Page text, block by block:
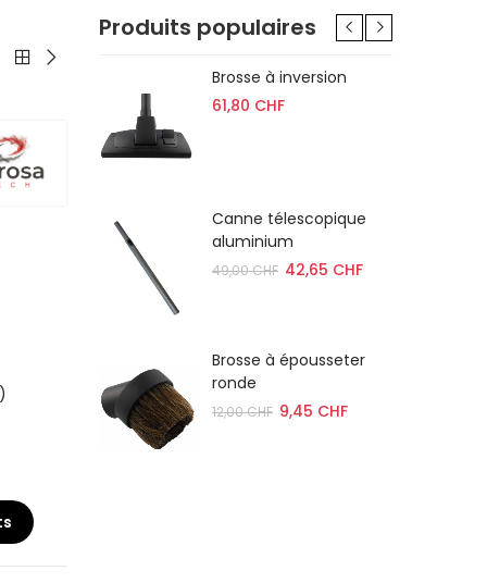
Produits populaires
Brosse à inversion
61,80 CHF
Canne télescopique
aluminium
49,00 CHF 42,65 CHF
Brosse à épousseter
ronde
12,00 CHF 9,45 CHF